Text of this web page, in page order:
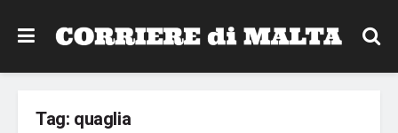
Tag: quaglia